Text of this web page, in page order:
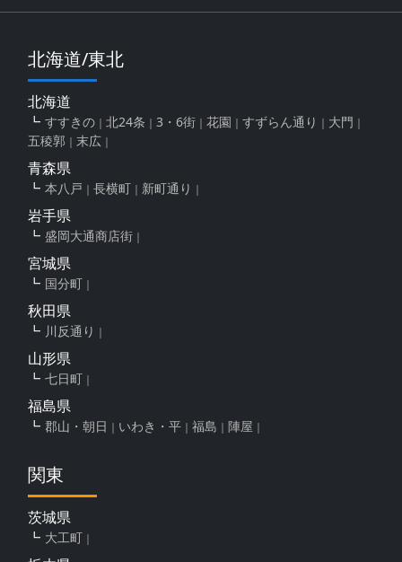
北海道/東北
北海道
すすきの 北24条 3・6街 花園 すずらん通り
大門
五稜郭
末広
青森県
本八戸 長横町 新町通り
岩手県
盛岡大通商店街
宮城県
国分町
秋田県
川反通り
山形県
七日町
福島県
郡山・朝日 いわき・平 福島 陣屋
関東
茨城県
大工町